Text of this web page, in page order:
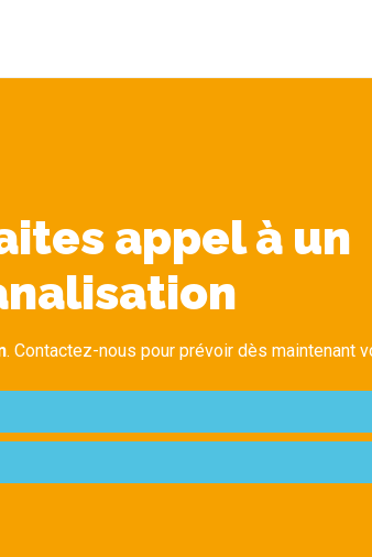
appel à un
. Contactez-nous pour prévoir dès maintenant